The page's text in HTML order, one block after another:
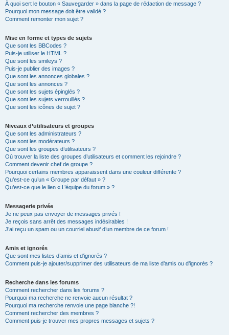
À quoi sert le bouton « Sauvegarder » dans la page de rédaction de message ?
Pourquoi mon message doit être validé ?
Comment remonter mon sujet ?
Mise en forme et types de sujets
Que sont les BBCodes ?
Puis-je utiliser le HTML ?
Que sont les smileys ?
Puis-je publier des images ?
Que sont les annonces globales ?
Que sont les annonces ?
Que sont les sujets épinglés ?
Que sont les sujets verrouillés ?
Que sont les icônes de sujet ?
Niveaux d’utilisateurs et groupes
Que sont les administrateurs ?
Que sont les modérateurs ?
Que sont les groupes d’utilisateurs ?
Où trouver la liste des groupes d’utilisateurs et comment les rejoindre ?
Comment devenir chef de groupe ?
Pourquoi certains membres apparaissent dans une couleur différente ?
Qu’est-ce qu’un « Groupe par défaut » ?
Qu’est-ce que le lien « L’équipe du forum » ?
Messagerie privée
Je ne peux pas envoyer de messages privés !
Je reçois sans arrêt des messages indésirables !
J’ai reçu un spam ou un courriel abusif d’un membre de ce forum !
Amis et ignorés
Que sont mes listes d’amis et d’ignorés ?
Comment puis-je ajouter/supprimer des utilisateurs de ma liste d’amis ou d’ignorés ?
Recherche dans les forums
Comment rechercher dans les forums ?
Pourquoi ma recherche ne renvoie aucun résultat ?
Pourquoi ma recherche renvoie une page blanche ?!
Comment rechercher des membres ?
Comment puis-je trouver mes propres messages et sujets ?